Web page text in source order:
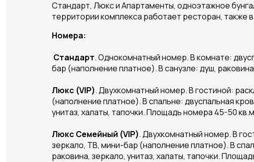
Стандарт, Люкс и Апартаменты, одноэтажное
территории комплекса работает ресторан, также
Номера:
Стандарт. Однокомнатный номер. В комнате:
бар (наполнение платное). В санузле: душ,
Люкс (VIP). Двухкомнатный номер. В гостиной:
(наполнение платное). В спальне: двуспальная
унитаз, халаты, тапочки. Площадь номера 45-50
Люкс Семейный (VIP). Двухкомнатный номер. В
зеркало, ТВ, мини-бар (наполнение платное). В
раковина, зеркало, унитаз, халаты, тапочки.